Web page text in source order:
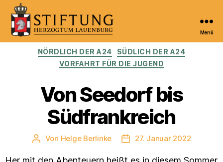
Kulturportal
Lauenburg
Menü
Kategorien
NÖRDLICH DER A24
SÜDLICH DER A24
VORFAHRT FÜR DIE JUGEND
Von Seedorf bis
Südfrankreich
Beitragsautor
Von Helge Berlinke Veröffentlichungsdatum
27. Januar 2022